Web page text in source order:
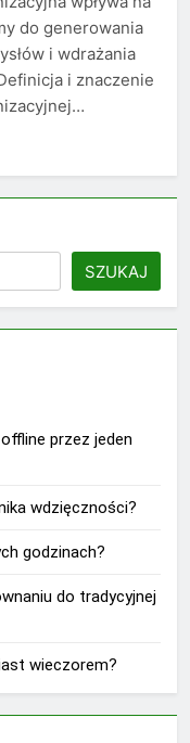
do generowania
i wdrażania
i znaczenie
SZUKAJ
przez jeden
wdzięczności?
godzinach?
do tradycyjnej
wieczorem?